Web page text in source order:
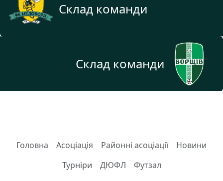
Склад команди
Склад команди
Головна Асоціація Районні асоціації
Новини
Турніри
ДЮФЛ Футзал